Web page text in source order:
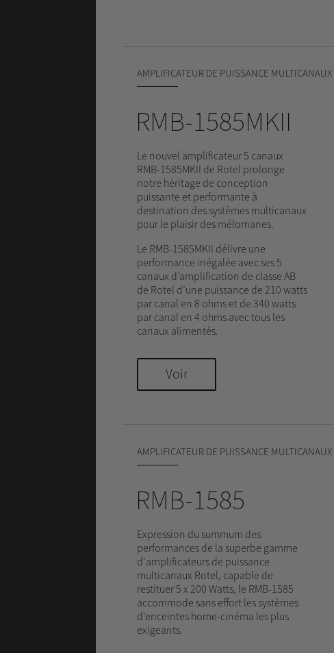
AMPLIFICATEUR DE PUISSANCE MULTICANAUX
RMB-1585MKII
Le nouvel amplificateur 5 canaux
RMB-1585MKII de Rotel prolonge
notre héritage de conception
puissante et performante à
destination des systèmes multicanaux
pour le plaisir des mélomanes.
Le RMB-1585MKII délivre une
performance inégalée avec ses 5
canaux d’amplification de classe AB
de Rotel d’une puissance de 210 watts
par canal en 8 ohms et de 340 watts
par canal en 4 ohms avec tous les
canaux alimentés.
Voir
AMPLIFICATEUR DE PUISSANCE MULTICANAUX
RMB-1585
Expression du summum des
performances de la superbe gamme
d'amplificateurs de puissance
multicanaux Rotel, capable de
restituer 5 x 200 Watts, le RMB-1585
accommode sans effort les systèmes
d'enceintes home-cinéma les plus
exigeants.